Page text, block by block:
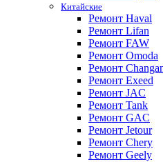
Китайские
Ремонт Haval
Ремонт Lifan
Ремонт FAW
Ремонт Omoda
Ремонт
Ремонт Exeed
Ремонт JAC
Ремонт Tank
Ремонт GAC
Ремонт Jetour
Ремонт Chery
Ремонт Geely